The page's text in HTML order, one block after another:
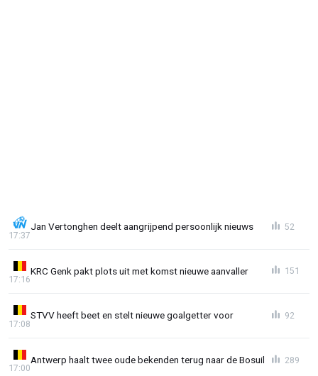
Jan Vertonghen deelt aangrijpend persoonlijk nieuws
17:37
52
KRC Genk pakt plots uit met komst nieuwe aanvaller
17:16
151
STVV heeft beet en stelt nieuwe goalgetter voor
17:08
92
Antwerp haalt twee oude bekenden terug naar de Bosuil
17:00
289